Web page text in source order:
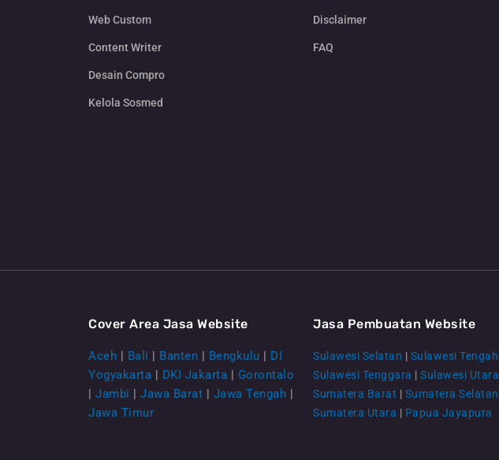
Web Custom
Content Writer
Desain Compro
Kelola Sosmed
Disclaimer
FAQ
Cover Area Jasa Website
Aceh | Bali | Banten | Bengkulu | DI
Yogyakarta | DKI Jakarta | Gorontalo
| Jambi | Jawa Barat | Jawa Tengah |
Jawa Timur
Jasa Pembuatan Website
Sulawesi Selatan | Sulawesi Tengah
Sulawesi Tenggara | Sulawesi Utara
Sumatera Barat | Sumatera Selatan
Sumatera Utara | Papua Jayapura